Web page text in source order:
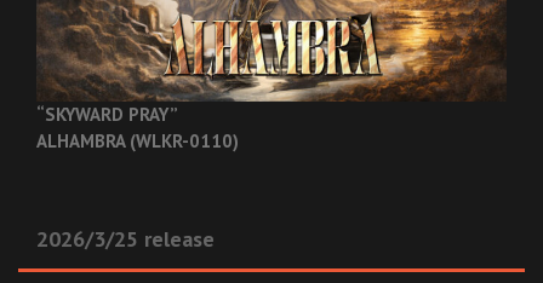
“SKYWARD PRAY”
ALHAMBRA (WLKR-0110)
2026/3/25 release